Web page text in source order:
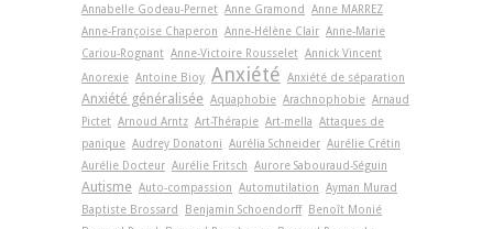
Annabelle Godeau-Pernet Anne Gramond
Anne MARREZ
Anne-Françoise Chaperon Anne-Hélène Clair Anne-Marie
Cariou-Rognant Anne-Victoire Rousselet Annick Vincent
Anorexie Antoine Bioy Anxiété Anxiété de séparation
Anxiété généralisée Aquaphobie Arachnophobie Arnaud
Pictet Arnoud Arntz Art-Thérapie Art-­mella Attaques de
panique Audrey Donatoni Aurélia Schneider Aurélie Crétin
Aurélie Docteur Aurélie Fritsch Aurore Sabouraud-Séguin
Autisme Auto-compassion Automutilation Ayman Murad
Baptiste Brossard
Benjamin Schoendorff
Benoît Monié